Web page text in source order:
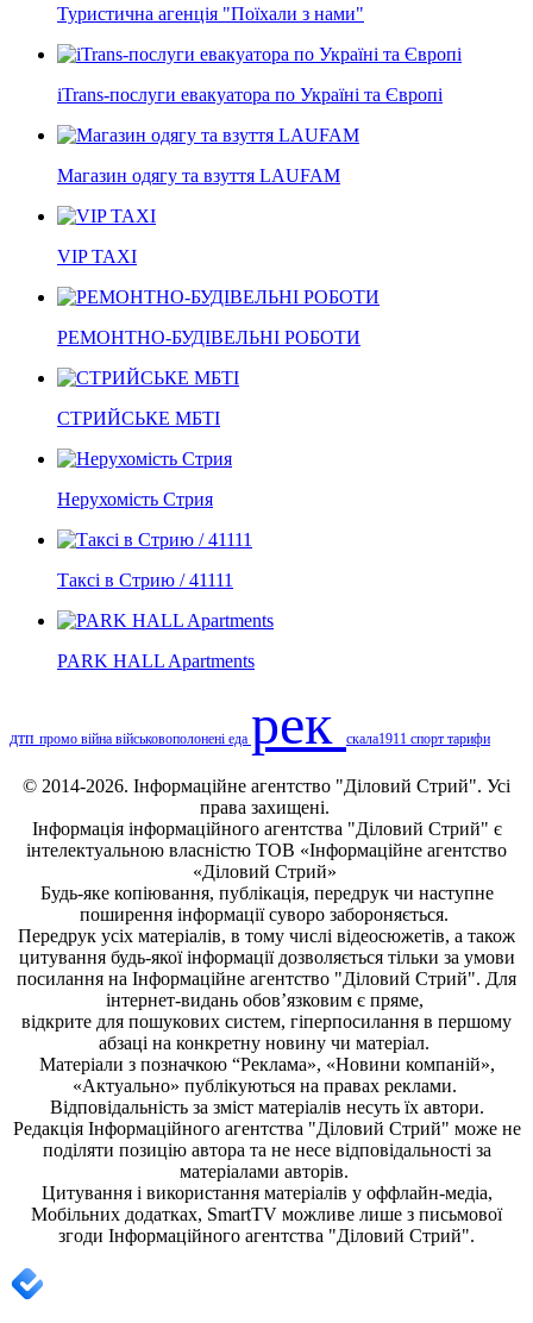
Туристична агенція "Поїхали з нами"
iTrans-послуги евакуатора по Україні та Європі
Магазин одягу та взуття LAUFAM
VIP TAXI
РЕМОНТНО-БУДІВЕЛЬНІ РОБОТИ
СТРИЙСЬКЕ МБТІ
Нерухомість Стрия
Таксі в Стрию / 41111
PARK HALL Apartments
дтп промо війна військовополонені еда рек скала1911 спорт тарифи
© 2014-2026. Інформаційне агентство "Діловий Стрий". Усі
права захищені.
Інформація інформаційного агентства "Діловий Стрий" є
інтелектуальною власністю ТОВ «Інформаційне агентство
«Діловий Стрий»
Будь-яке копiювання, публiкацiя, передрук чи наступне
поширення iнформацiї суворо забороняється.
Передрук усіх матеріалів, в тому числі відеосюжетів, а також
цитування будь-якої інформації дозволяється тільки за умови
посилання на Інформаційне агентство "Діловий Стрий". Для
інтернет-видань обов’язковим є пряме,
відкрите для пошукових систем, гіперпосилання в першому
абзаці на конкретну новину чи матеріал.
Матеріали з позначкою “Реклама», «Новини компаній»,
«Актуально» публікуються на правах реклами.
Відповідальність за зміст матеріалів несуть їх автори.
Редакція Інформаційного агентства "Діловий Стрий" може не
поділяти позицію автора та не несе відповідальності за
матеріалами авторів.
Цитування і використання матеріалів у оффлайн-медіа,
Мобільних додатках, SmartTV можливе лише з письмової
згоди Інформаційного агентства "Діловий Стрий".